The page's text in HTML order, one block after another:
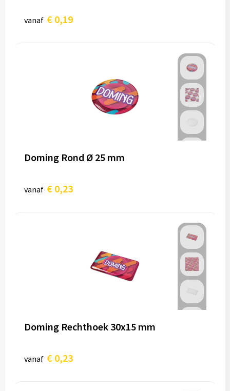
vanaf € 0,19
Doming Rond Ø 25 mm
vanaf € 0,23
Doming Rechthoek 30x15 mm
vanaf € 0,23